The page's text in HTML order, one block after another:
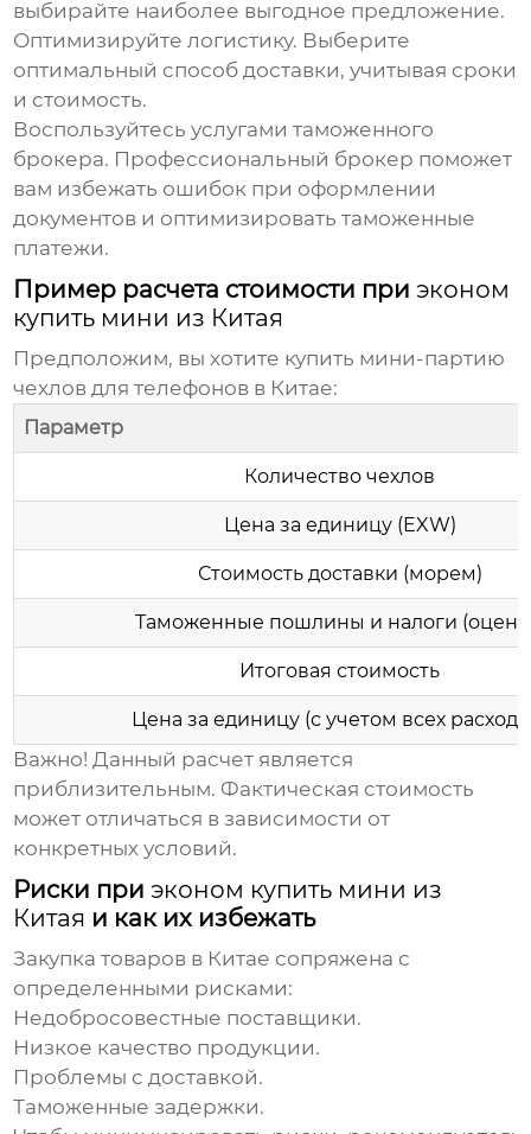
выбирайте наиболее выгодное предложение.
Оптимизируйте логистику. Выберите
оптимальный способ доставки, учитывая сроки
и стоимость.
Воспользуйтесь услугами таможенного
брокера. Профессиональный брокер поможет
вам избежать ошибок при оформлении
документов и оптимизировать таможенные
платежи.
Пример расчета стоимости приэконом
купить мини из Китая
Предположим, вы хотите купить мини-партию
чехлов для телефонов в Китае:
Параметр
Количество чехлов
Цена за единицу (EXW)
Стоимость доставки (морем)
Таможенные пошлины и налоги
Итоговая стоимость
Цена за единицу (с учетом всех
Важно! Данный расчет является
приблизительным. Фактическая стоимость
может отличаться в зависимости от
конкретных условий.
Риски приэконом купить мини из
Китая и как их избежать
Закупка товаров в Китае сопряжена с
определенными рисками:
Недобросовестные поставщики.
Низкое качество продукции.
Проблемы с доставкой.
Таможенные задержки.